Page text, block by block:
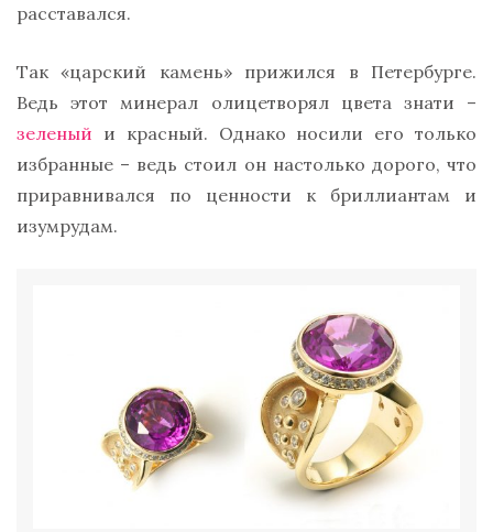
расставался.
Так «царский камень» прижился в Петербурге.
Ведь этот минерал олицетворял цвета знати –
зеленый и красный. Однако носили его только
избранные – ведь стоил он настолько дорого, что
приравнивался по ценности к бриллиантам и
изумрудам.